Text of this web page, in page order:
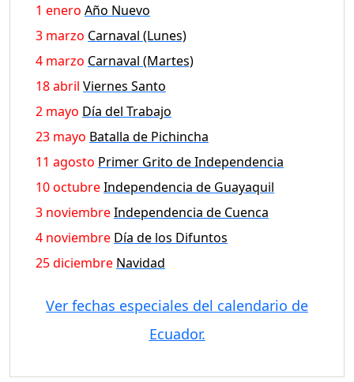
1 enero Año Nuevo
3 marzo Carnaval (Lunes)
4 marzo Carnaval (Martes)
18 abril Viernes Santo
2 mayo Día del Trabajo
23 mayo Batalla de Pichincha
11 agosto Primer Grito de Independencia
10 octubreIndependencia de Guayaquil
3 noviembreIndependencia de Cuenca
4 noviembre Día de los Difuntos
25 diciembre Navidad
Ver fechas especiales del calendario de
Ecuador.